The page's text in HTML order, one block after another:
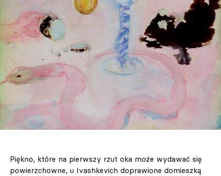
Piękno, które na pierwszy rzut oka może wydawać się
powierzchowne, u Ivashkevich doprawione domieszką